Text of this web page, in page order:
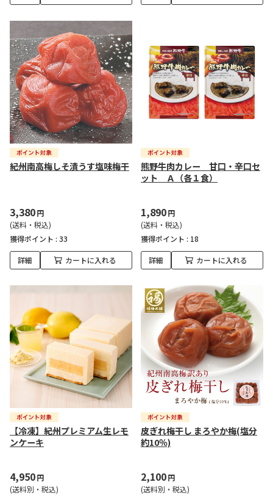
紀州南高梅しそ漬うす塩味梅干
3,380円
(送料・税込)
獲得ポイント : 33
詳細 カートに入れる
熊野牛肉カレー 甘口・辛口セ
ット Ａ（各１食）
1,890円
(送料・税込)
獲得ポイント : 18
詳細 カートに入れる
【冷凍】紀州プレミアム生レモ
ンケーキ
4,950円
(送料別・税込)
皮ぎれ梅干し まろやか梅(塩分
約10％)
2,100円
(送料別・税込)